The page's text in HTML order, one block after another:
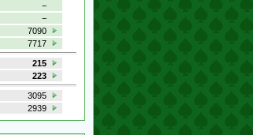
−
−
7090
7717
215
223
3095
2939